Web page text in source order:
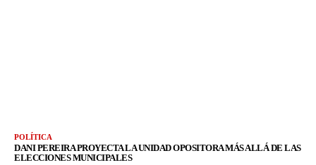
POLÍTICA
DANI PEREIRA PROYECTA LA UNIDAD OPOSITORA MÁS ALLÁ DE LAS
ELECCIONES MUNICIPALES